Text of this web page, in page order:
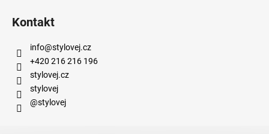
Kontakt
info@stylovej.cz
+420 216 216 196
stylovej.cz
stylovej
@stylovej